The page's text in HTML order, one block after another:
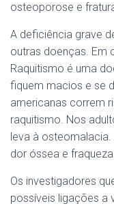
osteoporose e
A deficiência grave
outras doenças. Em
Raquitismo é uma
fiquem macios e se
americanas correm
raquitismo. Nos
leva à
dor óssea e
Os investigadores
possíveis ligações a